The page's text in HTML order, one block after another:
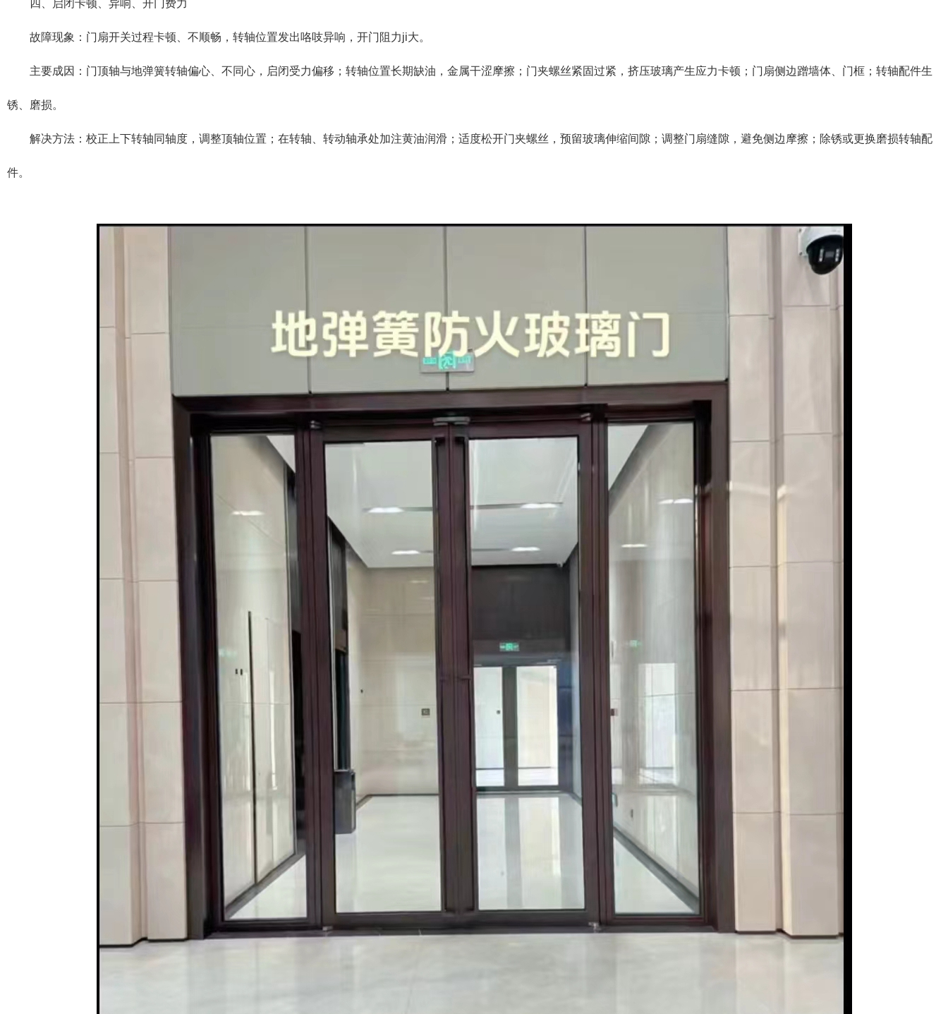
四、启闭卡顿、异响、开门费力
故障现象：门扇开关过程卡顿、不顺畅，转轴位置发出咯吱异响，开门阻力ji大。
主要成因：门顶轴与地弹簧转轴偏心、不同心，启闭受力偏移；转轴位置长期缺油，金属干涩摩擦；门夹螺丝紧固过紧，挤压玻璃产生应力卡顿；门扇侧边蹭墙体、门框；转轴配件生
锈、磨损。
解决方法：校正上下转轴同轴度，调整顶轴位置；在转轴、转动轴承处加注黄油润滑；适度松开门夹螺丝，预留玻璃伸缩间隙；调整门扇缝隙，避免侧边摩擦；除锈或更换磨损转轴配
件。